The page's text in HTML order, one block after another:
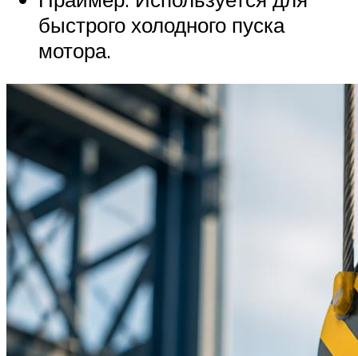
быстрого холодного пуска
мотора.